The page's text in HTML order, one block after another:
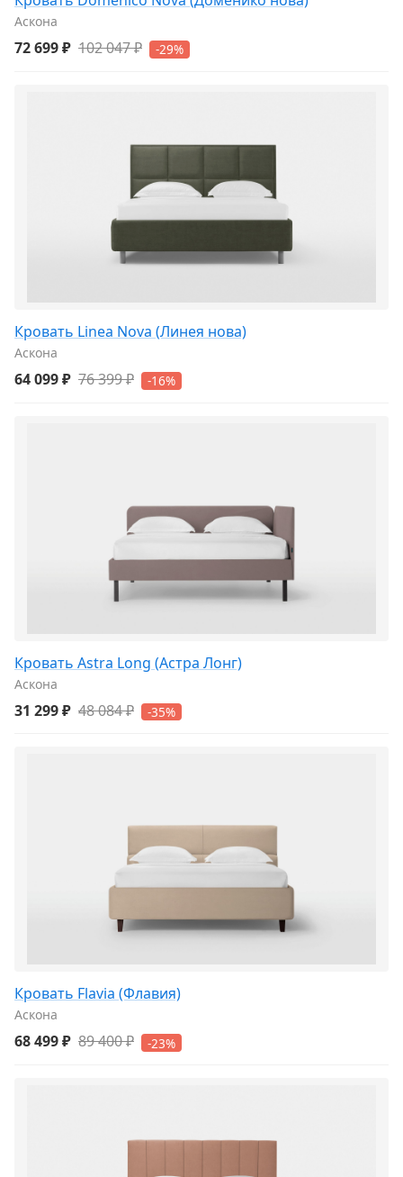
Аскона
72 699 ₽ 102 047 ₽ -29%
Кровать Linea Nova (Линея нова)
Аскона
64 099 ₽ 76 399 ₽ -16%
Кровать Astra Long (Астра Лонг)
Аскона
31 299 ₽ 48 084 ₽ -35%
Кровать Flavia (Флавия)
Аскона
68 499 ₽ 89 400 ₽ -23%